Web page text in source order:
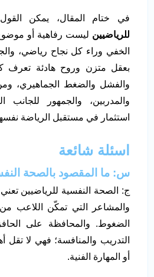
في ختام المقال، يمكن
للرياضيين ليست رفاهية أو
الخفي وراء كل نجاح رياضي،
بعقل متزن وروح هادئة تعرف
والفشل والضغط الجماهيري،
والمدربين، والجمهور للجانب
استثمار في مستقبل الرياضة
اسئلة شائعة
س: ما المقصود بالصحة
ج: الصحة النفسية للرياضيين تعني
والمشاعر التي تمكّن اللاعب من
الضغوط. والمحافظة على
التدريب والمنافسة؛ فهي لا تقل
أو المهارة الفنية.